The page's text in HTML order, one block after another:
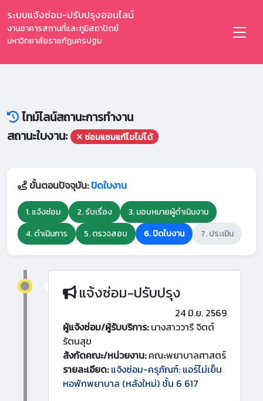
ระบบแจ้งซ่อม-ปรับปรุงออนไลน์
งานอาคารสถานที่และภูมิสถาปัตย์
มหาวิทยาลัยราชภัฏนครปฐม
ไทม์ไลน์สถานะการทำงาน
สถานะใบงาน:
ซ่อมแซมแก้ไขไม่ได้
ขั้นตอนปัจจุบัน:ปิดใบงาน
1. แจ้งซ่อม 2. รับเรื่อง
3. มอบหมายผู้ดำเนินงาน
4. ดำเนินการ
5. ตรวจสอบ 6. ปิดใบงาน 7. ประเมิน
แจ้งซ่อม-ปรับปรุง
24 มิ.ย. 2569
ผู้แจ้งซ่อม/ผู้รับบริการ:นางสาววารี จิตต์
รัตนสุข
สังกัดคณะ/หน่วยงาน:คณะพยาบาลศาสตร์
รายละเอียด: แจ้งซ่อม-ครุภัณฑ์: แอร์ไม่เย็น
หอพักพยาบาล (หลังใหม่) ชั้น 6 617